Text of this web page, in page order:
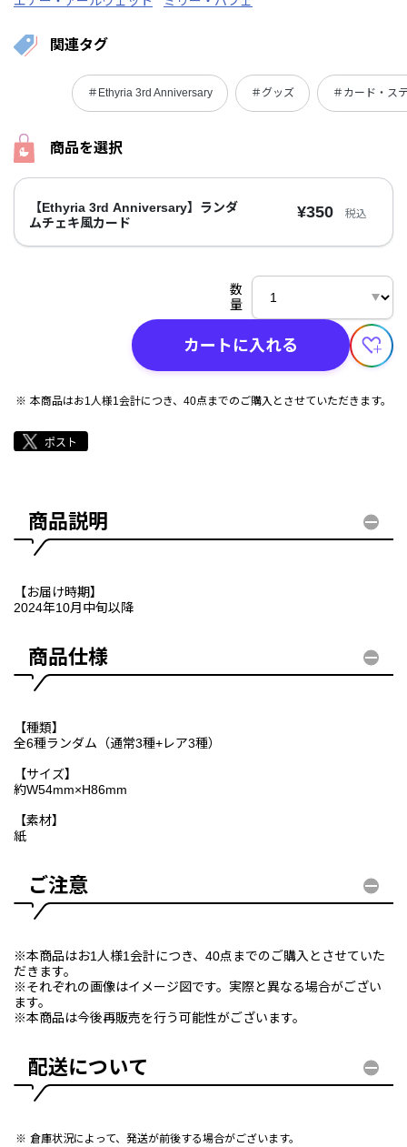
関連タグ
＃Ethyria 3rd Anniversary ＃グッズ ＃カード・ス
商品を選択
【Ethyria 3rd Anniversary】ランダ
ムチェキ風カード
¥350 税込
数
量
カートに入れる
本商品はお1人様1会計につき、40点までのご購入とさせていただきます。
商品説明
【お届け時期】
2024年10月中旬以降
商品仕様
【種類】
全6種ランダム（通常3種+レア3種）
【サイズ】
約W54mm×H86mm
【素材】
紙
ご注意
※本商品はお1人様1会計につき、40点までのご購入とさせていた
だきます。
※それぞれの画像はイメージ図です。実際と異なる場合がござい
ます。
※本商品は今後再販売を行う可能性がございます。
配送について
倉庫状況によって、発送が前後する場合がございます。